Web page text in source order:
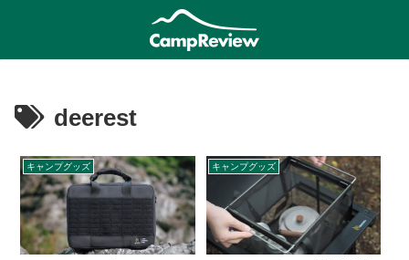
deerest
キャンプグッズ キャンプグッズ